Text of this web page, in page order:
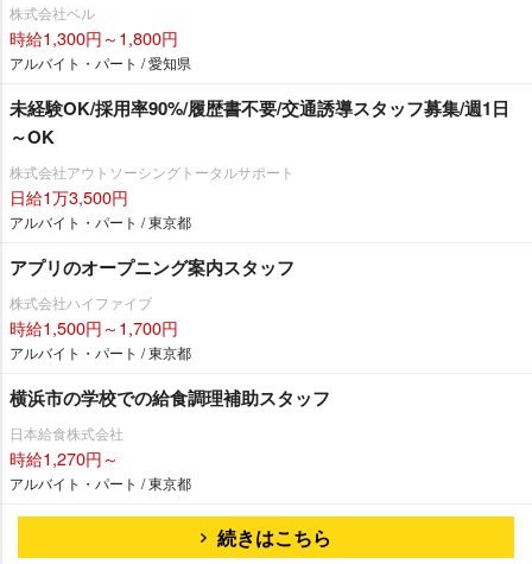
株式会社ベル
時給1,300円～1,800円
アルバイト・パート / 愛知県
未経験OK/採用率90%/履歴書不要/交通誘導スタッフ募集/週1日
～OK
株式会社アウトソーシングトータルサポート
日給1万3,500円
アルバイト・パート / 東京都
アプリのオープニング案内スタッフ
株式会社ハイファイブ
時給1,500円～1,700円
アルバイト・パート / 東京都
横浜市の学校での給食調理補助スタッフ
日本給食株式会社
時給1,270円～
アルバイト・パート / 東京都
続きはこちら